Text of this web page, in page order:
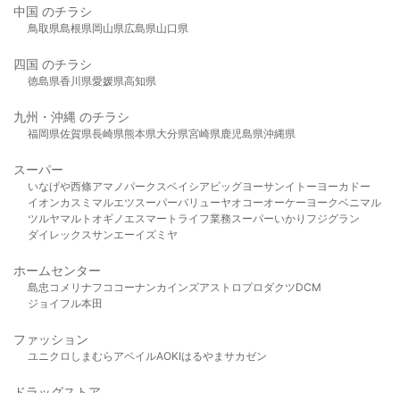
中国 のチラシ
鳥取県島根県岡山県広島県山口県
四国 のチラシ
徳島県香川県愛媛県高知県
九州・沖縄 のチラシ
福岡県佐賀県長崎県熊本県大分県宮崎県鹿児島県沖縄県
スーパー
いなげや西條アマノパークスベイシア ビッグヨーサンイトーヨーカドー
イオンカスミ マルエツスーパーバリューヤオコーオーケー ヨークベニマル
ツルヤマルト オギノ エスマート ライフ業務スーパーいかり フジグラン
ダイレックスサンエーイズミヤ
ホームセンター
島忠 コメリ ナフコ コーナンカインズアストロプロダクツDCM
ジョイフル本田
ファッション
ユニクロ しまむら アベイルAOKIはるやま サカゼン